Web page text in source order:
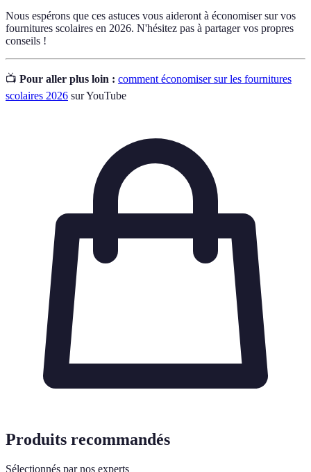
Nous espérons que ces astuces vous aideront à économiser sur vos
fournitures scolaires en 2026. N'hésitez pas à partager vos propres
conseils !
📺 Pour aller plus loin : comment économiser sur les fournitures
scolaires 2026 sur YouTube
Produits recommandés
Sélectionnés par nos experts